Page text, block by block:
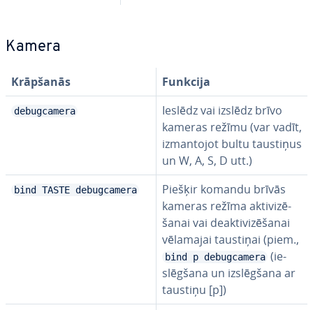
Kamera
Krāpšanās Funkcija
debugcamera
Ieslēdz vai izslēdz brīvo
kameras režīmu (var vadīt,
iz­man­to­jot bultu taustiņus
un W, A, S, D utt.)
bind TASTE debugcamera
Piešķir komandu brīvās
kameras režīma ak­ti­vi­zē­
ša­nai vai deak­ti­vi­zē­ša­nai
vēlamajai taustiņai (piem.,
bind p debugcamera (ie­
slēg­ša­na un iz­slēg­ša­na ar
taustiņu [p])